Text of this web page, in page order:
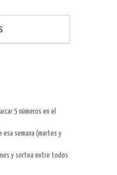
5 números en el
esa semana (martes y
y sortea entre todos